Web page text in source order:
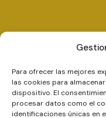
Para ofrecer las mejores
las cookies para
dispositivo. El
procesar datos como el
identificaciones únicas en